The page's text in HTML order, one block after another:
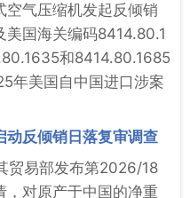
空气压缩机发起反倾销
美国海关编码8414.80.1
和8414.80.1685
年美国自中国进口涉案
动反倾销日落复审调查
贸易部发布第2026/18
，对原产于中国的净重